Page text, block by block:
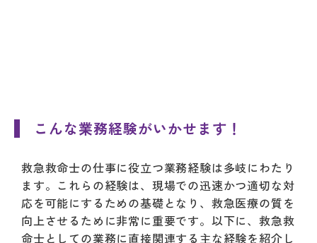
こんな業務経験がいかせます！
救急救命士の仕事に役立つ業務経験は多岐にわたり
ます。これらの経験は、現場での迅速かつ適切な対
応を可能にするための基礎となり、救急医療の質を
向上させるために非常に重要です。以下に、救急救
命士としての業務に直接関連する主な経験を紹介し